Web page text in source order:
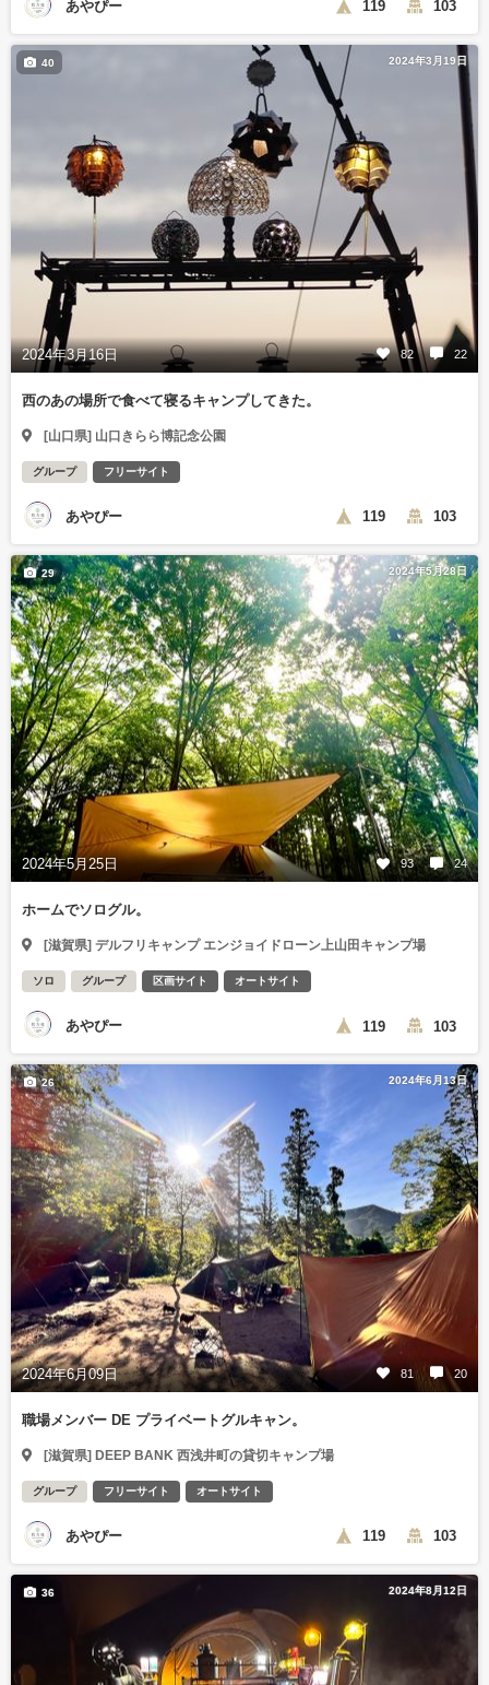
あやぴー 119 103
2024年3月19日
2024年3月16日 82 22
40
西のあの場所で食べて寝るキャンプしてきた。
[山口県] 山口きらら博記念公園
グループ フリーサイト
あやぴー 119 103
2024年5月28日
2024年5月25日 93 24
29
ホームでソログル。
[滋賀県] デルフリキャンプ エンジョイドローン上山田キャンプ場
ソロ グループ 区画サイト オートサイト
あやぴー 119 103
2024年6月13日
2024年6月09日 81 20
26
職場メンバー DE プライベートグルキャン。
[滋賀県] DEEP BANK 西浅井町の貸切キャンプ場
グループ フリーサイト オートサイト
あやぴー 119 103
2024年8月12日
36